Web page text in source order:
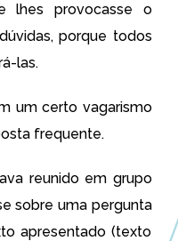
lhes provocasse o
porque todos
las.
um certo vagarismo
frequente.
reunido em grupo
sobre uma pergunta
apresentado (texto